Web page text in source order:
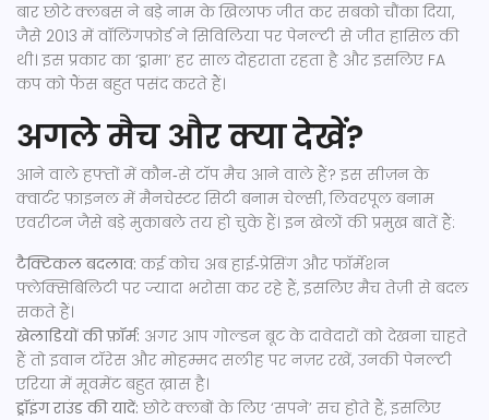
बार छोटे क्लबस ने बड़े नाम के खिलाफ जीत कर सबको चौंका दिया,
जैसे 2013 में वॉलिंगफ़ोर्ड ने सिविलिया पर पेनल्टी से जीत हासिल की
थी। इस प्रकार का ‘ड्रामा’ हर साल दोहराता रहता है और इसलिए FA
कप को फैंस बहुत पसंद करते हैं।
अगले मैच और क्या देखें?
आने वाले हफ्तों में कौन‑से टॉप मैच आने वाले हैं? इस सीज़न के
क्वार्टर फ़ाइनल में मैनचेस्टर सिटी बनाम चेल्सी, लिवरपूल बनाम
एवरीटन जैसे बड़े मुकाबले तय हो चुके हैं। इन खेलों की प्रमुख बातें हैं:
टैक्टिकल बदलाव: कई कोच अब हाई‑प्रेसिंग और फॉर्मेशन
फ्लेक्सिबिलिटी पर ज्यादा भरोसा कर रहे हैं, इसलिए मैच तेज़ी से बदल
सकते हैं।
खेलाडियों की फ़ॉर्म: अगर आप गोल्डन बूट के दावेदारों को देखना चाहते
हैं तो इवान टॉरेस और मोहम्मद सलीह पर नज़र रखें, उनकी पेनल्टी
एरिया में मूवमेंट बहुत ख़ास है।
ड्रॉइंग राउंड की यादें: छोटे क्लबों के लिए ‘सपने’ सच होते हैं, इसलिए